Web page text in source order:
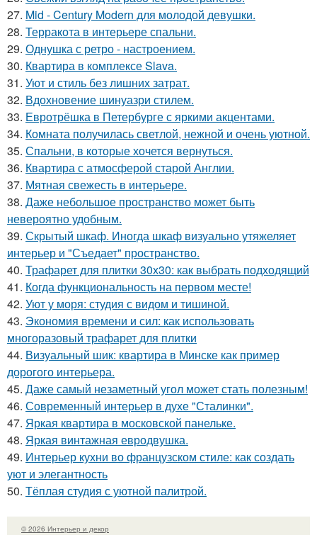
27. Mid - Century Modern для молодой девушки.
28. Терракота в интерьере спальни.
29. Однушка с ретро - настроением.
30. Квартира в комплексе Slava.
31. Уют и стиль без лишних затрат.
32. Вдохновение шинуазри стилем.
33. Евротрёшка в Петербурге с яркими акцентами.
34. Комната получилась светлой, нежной и очень уютной.
35. Спальни, в которые хочется вернуться.
36. Квартира с атмосферой старой Англии.
37. Мятная свежесть в интерьере.
38. Даже небольшое пространство может быть
невероятно удобным.
39. Скрытый шкаф. Иногда шкаф визуально утяжеляет
интерьер и "Съедает" пространство.
40. Трафарет для плитки 30х30: как выбрать подходящий
41. Когда функциональность на первом месте!
42. Уют у моря: студия с видом и тишиной.
43. Экономия времени и сил: как использовать
многоразовый трафарет для плитки
44. Визуальный шик: квартира в Минске как пример
дорогого интерьера.
45. Даже самый незаметный угол может стать полезным!
46. Современный интерьер в духе "Сталинки".
47. Яркая квартира в московской панельке.
48. Яркая винтажная евродвушка.
49. Интерьер кухни во французском стиле: как создать
уют и элегантность
50. Тёплая студия с уютной палитрой.
© 2026 Интерьер и декор